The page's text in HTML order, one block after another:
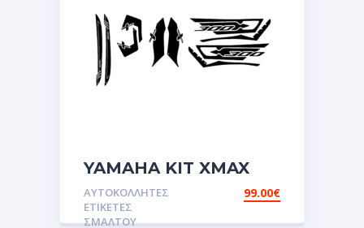
YAMAHA KIT XMAX
300 NEW ΚΟΜMΕΝΑ
ΓΡΑΜΜΑΤΑ
Αυτοκόλλητες ετικέτες
ΑΥΤΟΚΌΛΛΗΤΕΣ
ΕΤΙΚΈΤΕΣ
ΣΜΆΛΤΟΥ
99.00€